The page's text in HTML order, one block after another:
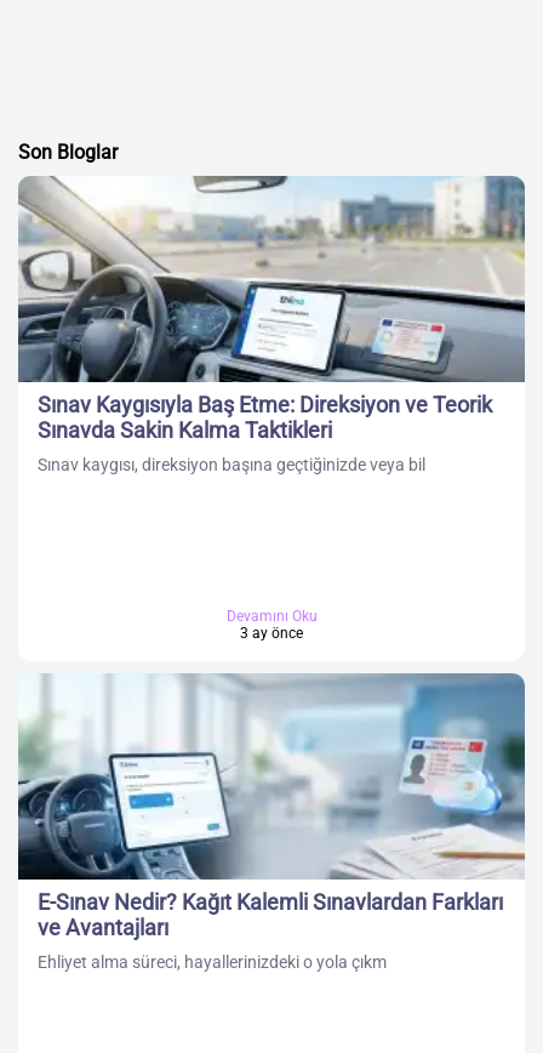
Son Bloglar
Sınav Kaygısıyla Baş Etme: Direksiyon ve Teorik
Sınavda Sakin Kalma Taktikleri
Sınav kaygısı, direksiyon başına geçtiğinizde veya bil
Devamını Oku
3 ay önce
E-Sınav Nedir? Kağıt Kalemli Sınavlardan Farkları
ve Avantajları
Ehliyet alma süreci, hayallerinizdeki o yola çıkm